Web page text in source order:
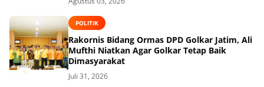
POLITIK
Rakornis Bidang Ormas DPD Golkar Jatim, Ali
Mufthi Niatkan Agar Golkar Tetap Baik
Dimasyarakat
Juli 31, 2026